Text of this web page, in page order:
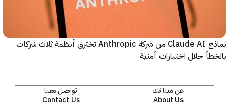
نماذج Claude AI من شركة Anthropic تخترق أنظمة ثلاث شركات
خلال اختبارات أمنية
عن مينا تك
About Us
تواصل معنا
Contact Us